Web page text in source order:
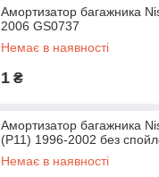
Амортизатор багажника
2006 GS0737
Немає в наявності
1 ₴
Амортизатор багажника
(P11) 1996-2002 без
Немає в наявності